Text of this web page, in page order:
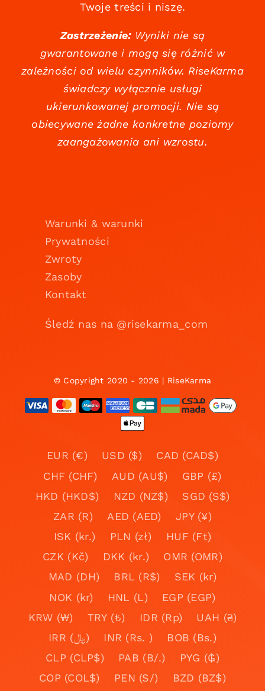
Twoje treści i niszę.
Zastrzeżenie:Wyniki nie są
gwarantowane i mogą się różnić w
zależności od wielu czynników. RiseKarma
świadczy wyłącznie usługi
ukierunkowanej promocji. Nie są
obiecywane żadne konkretne poziomy
zaangażowania ani wzrostu.
Warunki & warunki
Prywatności
Zwroty
Zasoby
Kontakt
Śledź nas na @risekarma_com
© Copyright 2020 - 2026 | RiseKarma
EUR (€) USD ($)
CAD (CAD$)
CHF (CHF)
AUD (AU$)
GBP (£)
HKD (HKD$)
NZD (NZ$)
SGD (S$)
ZAR (R)
AED (AED)
JPY (¥)
ISK (kr.)
PLN (zł)
HUF (Ft)
CZK (Kč)
DKK (kr.)
OMR (OMR)
MAD (DH)
BRL (R$)
SEK (kr)
NOK (kr)
HNL (L)
EGP (EGP)
KRW (₩)
TRY (₺) IDR (Rp)
UAH (₴)
IRR (﷼)
INR (Rs. )
BOB (Bs.)
CLP (CLP$)
PAB (B/.)
PYG (₲)
COP (COL$)
PEN (S/)
BZD (BZ$)